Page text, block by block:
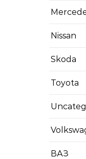
Nissan
Skoda
Toyota
ВАЗ